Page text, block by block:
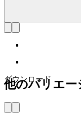
ダウンロード
他のバリエー